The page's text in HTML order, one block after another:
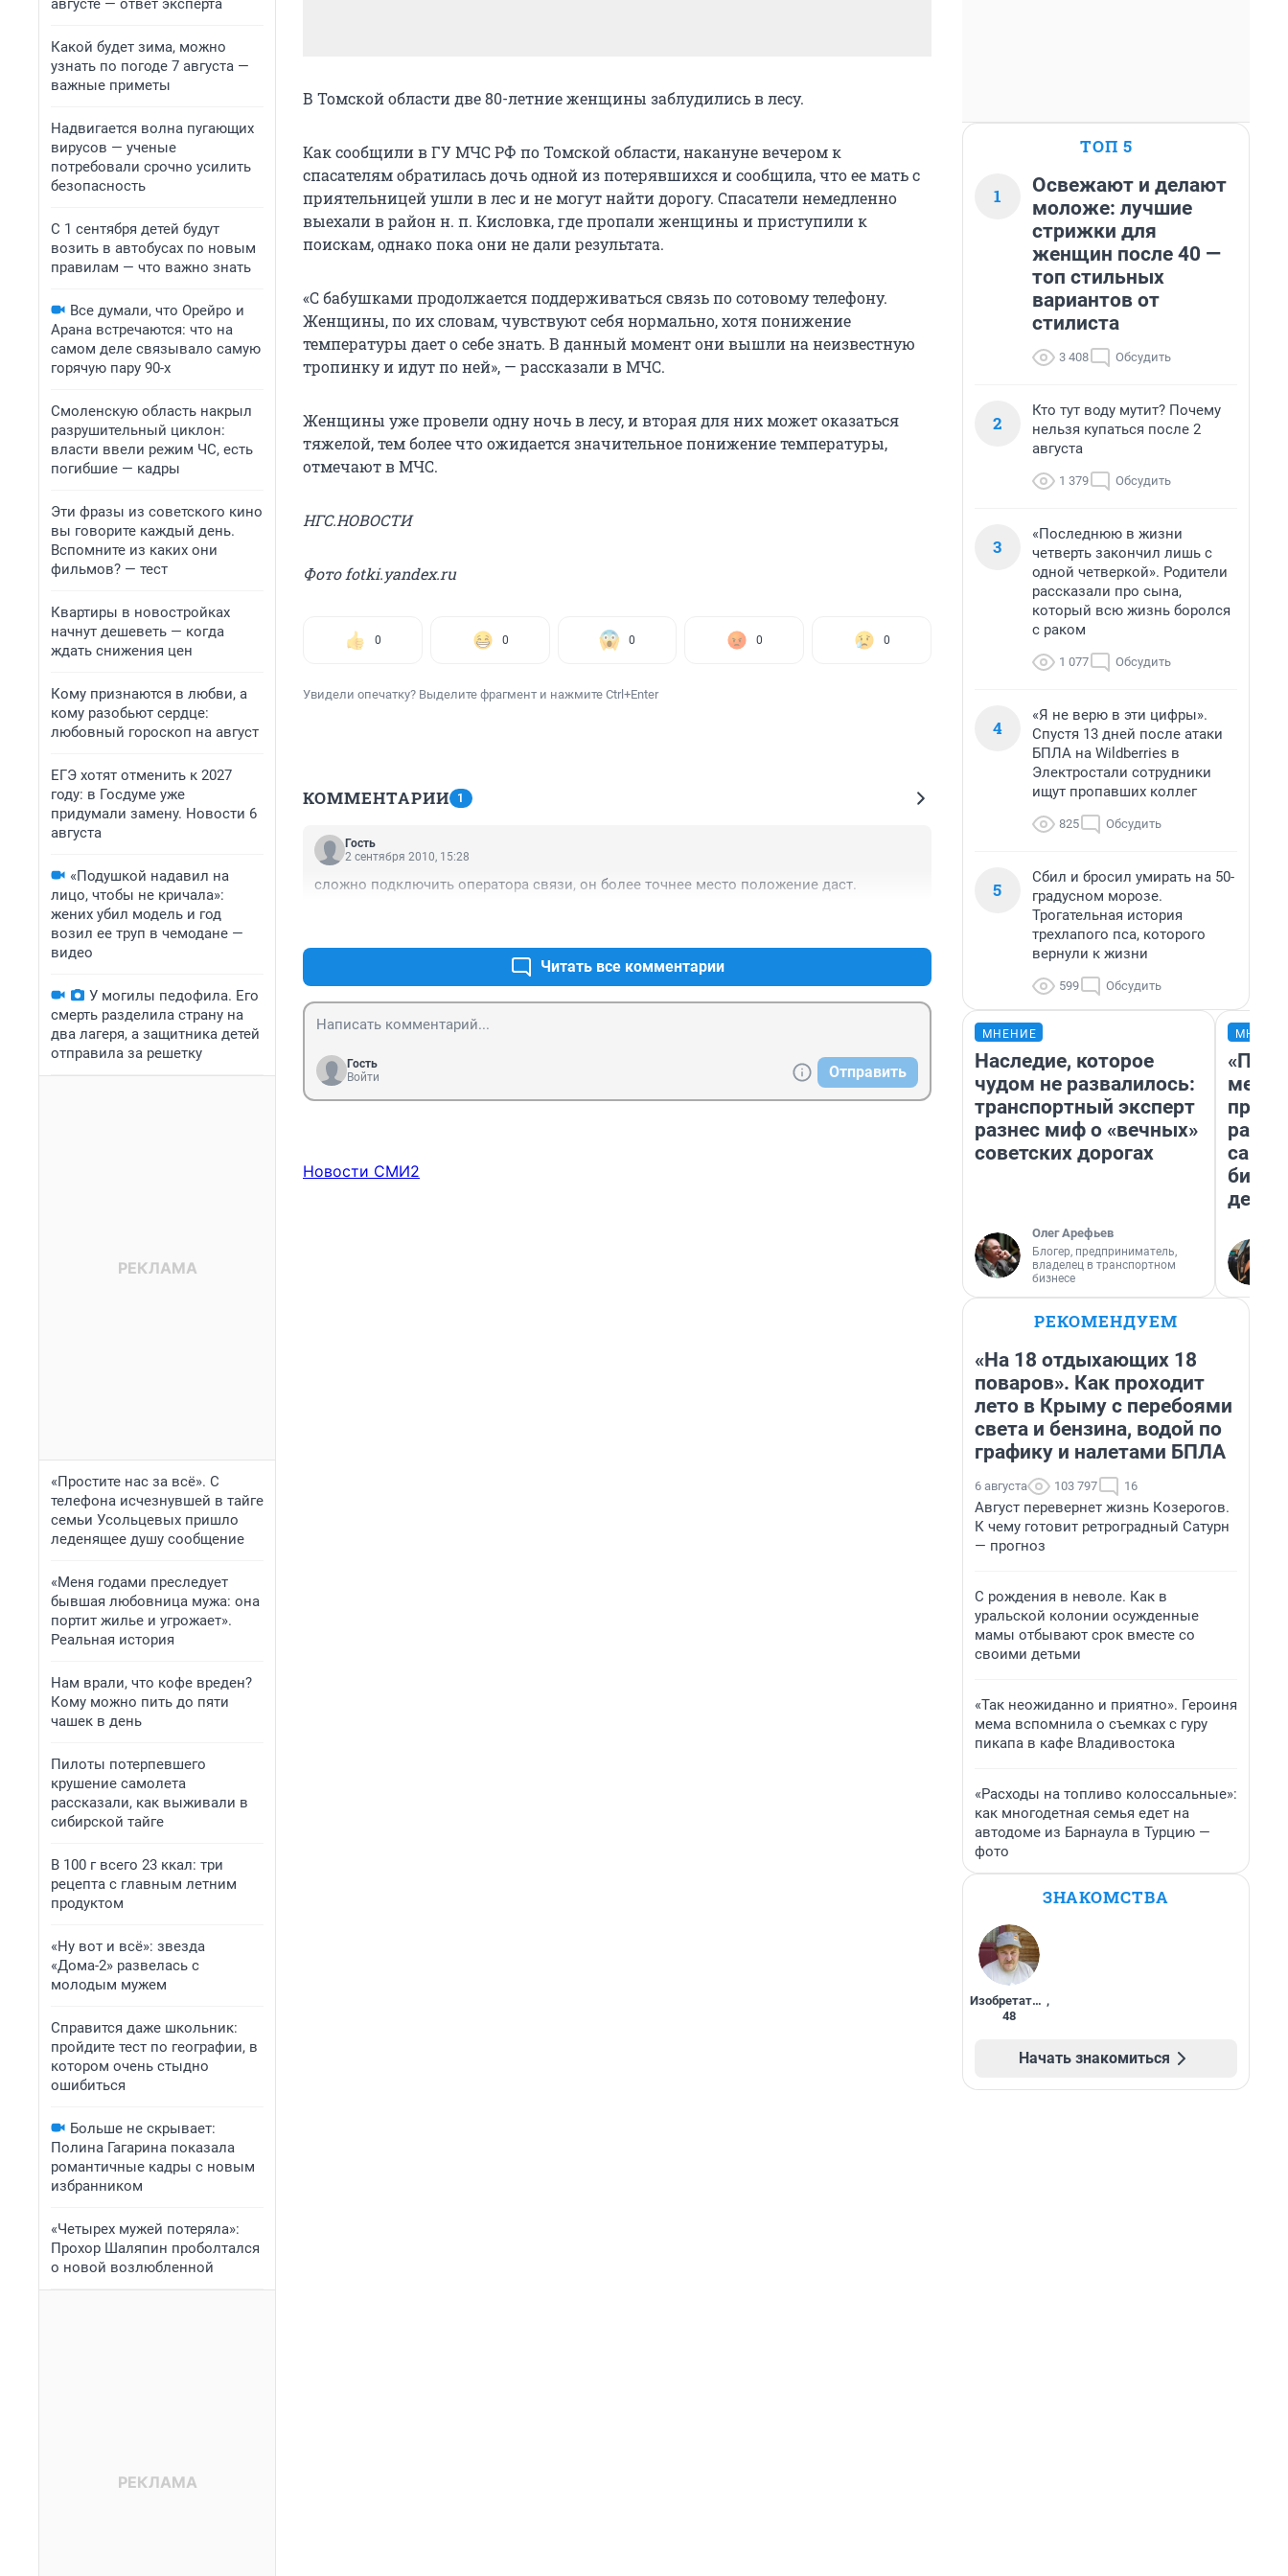
августе — ответ эксперта
Какой будет зима, можно
узнать по погоде 7 августа —
важные приметы
Надвигается волна пугающих
вирусов — ученые
потребовали срочно усилить
безопасность
С 1 сентября детей будут
возить в автобусах по новым
правилам — что важно знать
Все думали, что Орейро и
Арана встречаются: что на
самом деле связывало самую
горячую пару 90-х
Смоленскую область накрыл
разрушительный циклон:
власти ввели режим ЧС, есть
погибшие — кадры
Эти фразы из советского кино
вы говорите каждый день.
Вспомните из каких они
фильмов? — тест
Квартиры в новостройках
начнут дешеветь — когда
ждать снижения цен
Кому признаются в любви, а
кому разобьют сердце:
любовный гороскоп на август
ЕГЭ хотят отменить к 2027
году: в Госдуме уже
придумали замену. Новости 6
августа
«Подушкой надавил на
лицо, чтобы не кричала»:
жених убил модель и год
возил ее труп в чемодане —
видео
У могилы педофила. Его
смерть разделила страну на
два лагеря, а защитника детей
отправила за решетку
«Простите нас за всё». С
телефона исчезнувшей в тайге
семьи Усольцевых пришло
леденящее душу сообщение
«Меня годами преследует
бывшая любовница мужа: она
портит жилье и угрожает».
Реальная история
Нам врали, что кофе вреден?
Кому можно пить до пяти
чашек в день
Пилоты потерпевшего
крушение самолета
рассказали, как выживали в
сибирской тайге
В 100 г всего 23 ккал: три
рецепта с главным летним
продуктом
«Ну вот и всё»: звезда
«Дома-2» развелась с
молодым мужем
Справится даже школьник:
пройдите тест по географии, в
котором очень стыдно
ошибиться
Больше не скрывает:
Полина Гагарина показала
романтичные кадры с новым
избранником
«Четырех мужей потеряла»:
Прохор Шаляпин проболтался
о новой возлюбленной
В Томской области две 80-летние женщины заблудились в лесу.
Как сообщили в ГУ МЧС РФ по Томской области, накануне вечером к
спасателям обратилась дочь одной из потерявшихся и сообщила, что ее мать с
приятельницей ушли в лес и не могут найти дорогу. Спасатели немедленно
выехали в район н. п. Кисловка, где пропали женщины и приступили к
поискам, однако пока они не дали результата.
«С бабушками продолжается поддерживаться связь по сотовому телефону.
Женщины, по их словам, чувствуют себя нормально, хотя понижение
температуры дает о себе знать. В данный момент они вышли на неизвестную
тропинку и идут по ней», — рассказали в МЧС.
Женщины уже провели одну ночь в лесу, и вторая для них может оказаться
тяжелой, тем более что ожидается значительное понижение температуры,
отмечают в МЧС.
НГС.НОВОСТИ
Фото fotki.yandex.ru
0 0 0 0 0
Увидели опечатку? Выделите фрагмент и нажмите Ctrl+Enter
КОММЕНТАРИИ 1
Гость
2 сентября 2010, 15:28
сложно подключить оператора связи, он более точнее место положение даст.
Читать все комментарии
Гость
Войти
Отправить
Новости СМИ2
ТОП 5
1
Освежают и делают
моложе: лучшие
стрижки для
женщин после 40 —
топ стильных
вариантов от
стилиста
3 408 Обсудить
2
Кто тут воду мутит? Почему
нельзя купаться после 2
августа
1 379 Обсудить
3
«Последнюю в жизни
четверть закончил лишь с
одной четверкой». Родители
рассказали про сына,
который всю жизнь боролся
с раком
1 077 Обсудить
4
«Я не верю в эти цифры».
Спустя 13 дней после атаки
БПЛА на Wildberries в
Электростали сотрудники
ищут пропавших коллег
825 Обсудить
5
Сбил и бросил умирать на 50-
градусном морозе.
Трогательная история
трехлапого пса, которого
вернули к жизни
599 Обсудить
МНЕНИЕ
Наследие, которое
чудом не развалилось:
транспортный эксперт
разнес миф о «вечных»
советских дорогах
Олег Арефьев
Блогер, предприниматель,
владелец в транспортном
бизнесе
РЕКОМЕНДУЕМ
«На 18 отдыхающих 18
поваров». Как проходит
лето в Крыму с перебоями
света и бензина, водой по
графику и налетами БПЛА
6 августа 103 797 16
Август перевернет жизнь Козерогов.
К чему готовит ретроградный Сатурн
— прогноз
С рождения в неволе. Как в
уральской колонии осужденные
мамы отбывают срок вместе со
своими детьми
«Так неожиданно и приятно». Героиня
мема вспомнила о съемках с гуру
пикапа в кафе Владивостока
«Расходы на топливо колоссальные»:
как многодетная семья едет на
автодоме из Барнаула в Турцию —
фото
ЗНАКОМСТВА
Изобретатель ,
48
Начать знакомиться